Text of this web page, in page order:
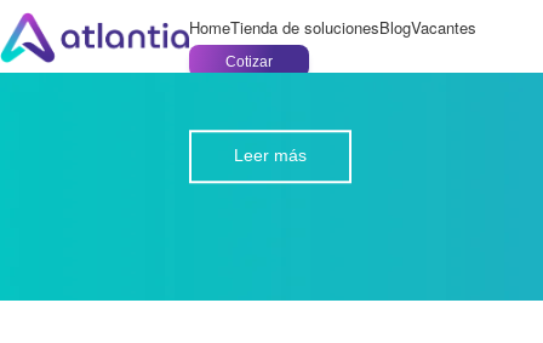
HomeTienda de solucionesBlogVacantes
Cotizar
Leer más